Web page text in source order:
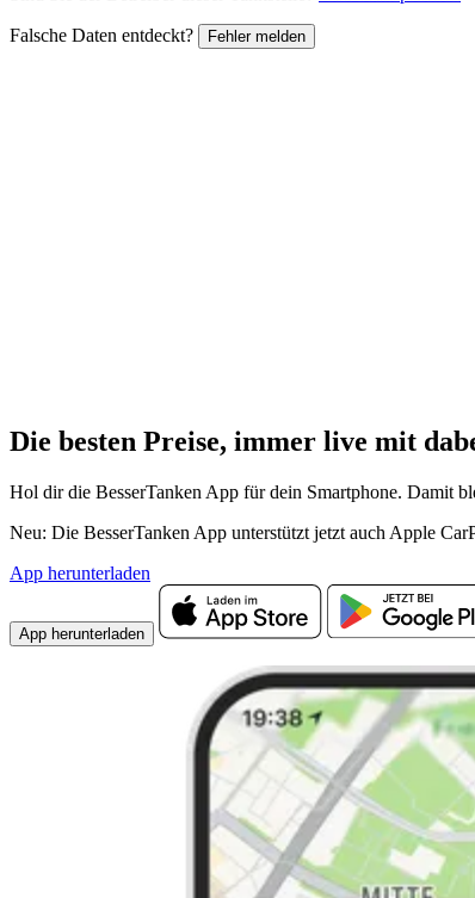
Falsche Daten entdeckt? Fehler melden
Die besten Preise, immer live mit
Hol dir die BesserTanken App für dein Smartphone. Damit
Neu: Die BesserTanken App unterstützt jetzt auch Apple
App herunterladen
App herunterladen